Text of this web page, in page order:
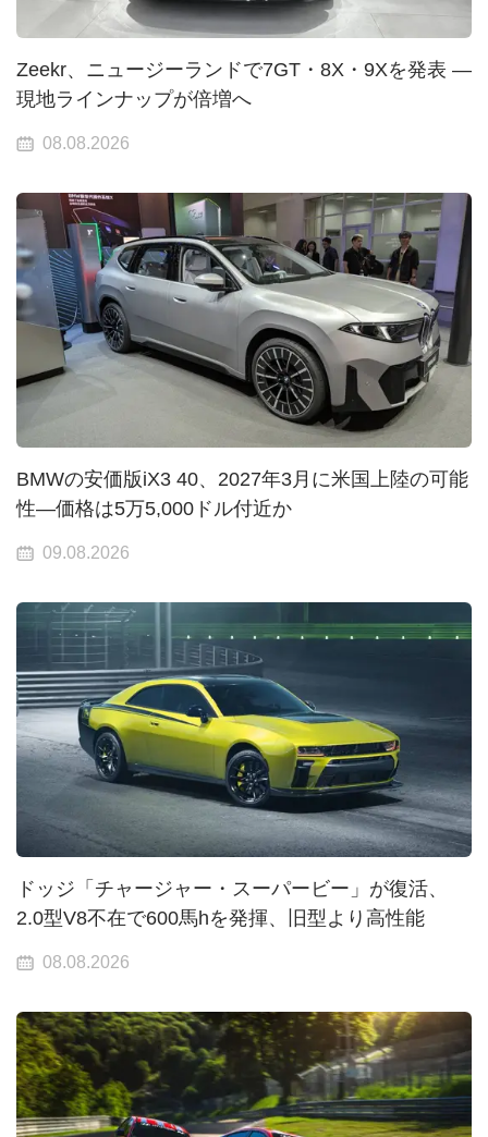
Zeekr、ニュージーランドで7GT・8X・9Xを発表 —
現地ラインナップが倍増へ
08.08.2026
BMWの安価版iX3 40、2027年3月に米国上陸の可能
性—価格は5万5,000ドル付近か
09.08.2026
ドッジ「チャージャー・スーパービー」が復活、
2.0型V8不在で600馬hを発揮、旧型より高性能
08.08.2026